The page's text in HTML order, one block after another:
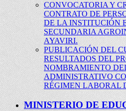
CONVOCATORIA Y
CONTRATO DE
DE LA INSTITUCIÓN
SECUNDARIA
AYAVIRI.
PUBLICACIÓN DEL
RESULTADOS DEL
NOMBRAMIENTO
ADMINISTRATIVO
RÉGIMEN LABORAL
MINISTERIO DE